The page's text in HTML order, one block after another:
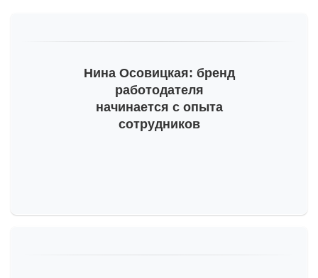
информацию про развитие бренда работодателя.
просмотрите папку «Спам».
Нина Осовицкая: бренд
работодателя
начинается с опыта
сотрудников